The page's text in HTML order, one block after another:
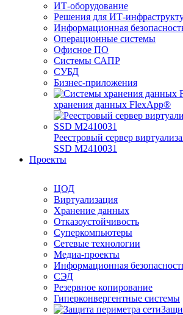
ИТ-оборудование
Решения для ИТ-
Информационная
Операционные системы
Офисное ПО
Системы САПР
СУБД
Бизнес-приложения
хранения данных FlexApp®
Реестровый сервер
SSD М2410031
Проекты
ЦОД
Виртуализация
Хранение данных
Отказоустойчивость
Суперкомпьютеры
Сетевые технологии
Медиа-проекты
Информационная
СЭД
Резервное копирование
Гиперконвергентные системы